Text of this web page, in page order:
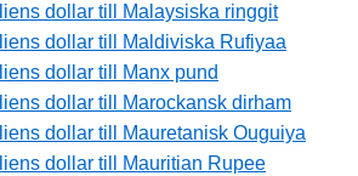
dollar till Malaysiska ringgit
dollar till Maldiviska Rufiyaa
dollar till Manx pund
dollar till Marockansk dirham
dollar till Mauretanisk Ouguiya
dollar till Mauritian Rupee